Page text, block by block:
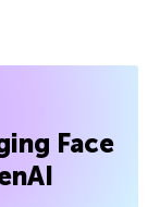
Face